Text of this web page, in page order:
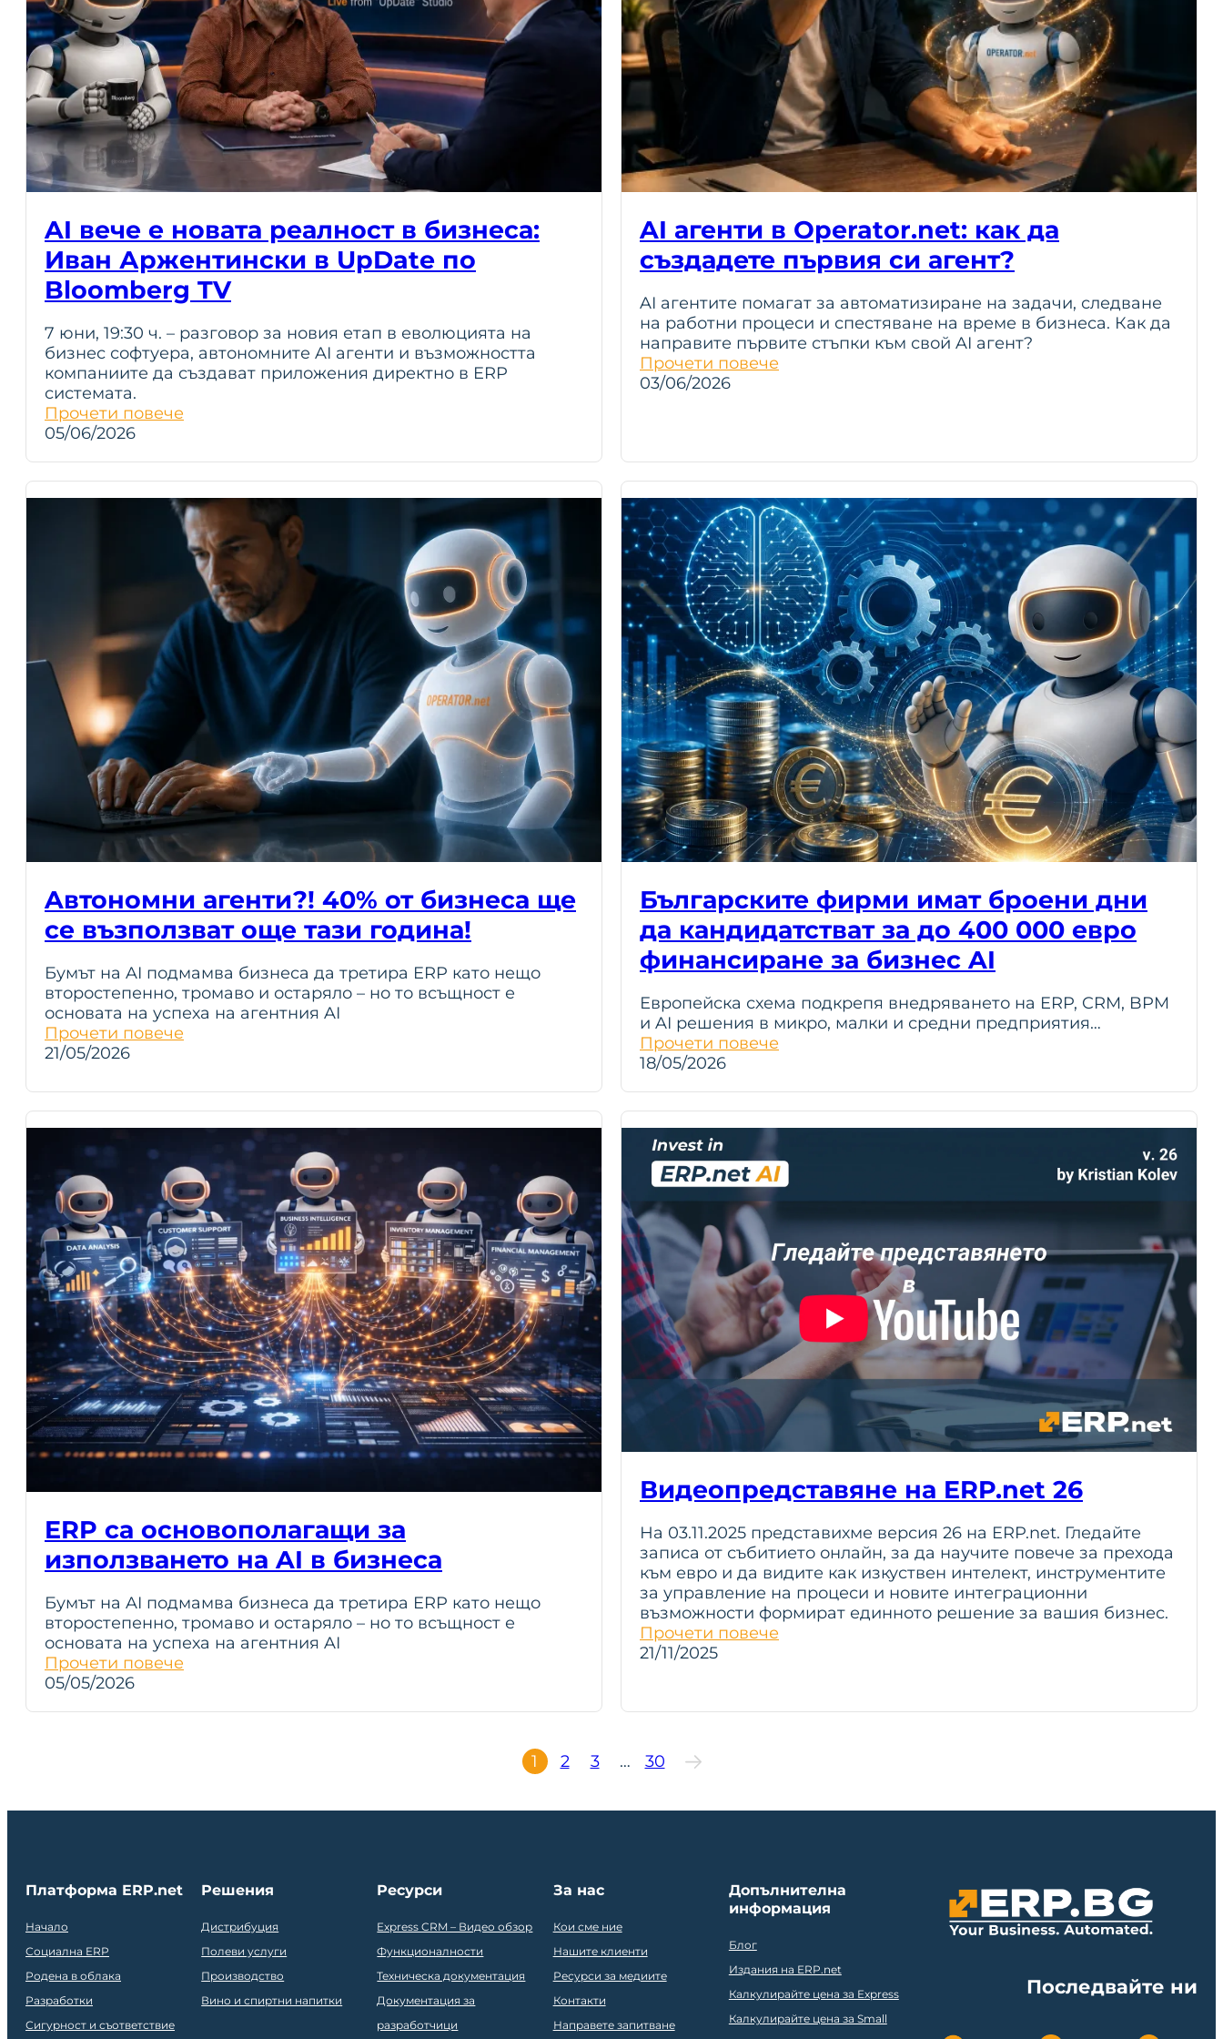
AI вече е новата реалност в бизнеса:
Иван Аржентински в UpDate по
Bloomberg TV
7 юни, 19:30 ч. – разговор за новия етап в еволюцията на
бизнес софтуера, автономните AI агенти и възможността
компаниите да създават приложения директно в ERP
системата.
Прочети повече
05/06/2026
AI агенти в Operator.net: как да
създадете първия си агент?
AI агентите помагат за автоматизиране на задачи, следване
на работни процеси и спестяване на време в бизнеса. Как да
направите първите стъпки към свой AI агент?
Прочети повече
03/06/2026
Aвтономни агенти?! 40% от бизнеса ще
се възползват още тази година!
Бумът на AI подмамва бизнеса да третира ERP като нещо
второстепенно, тромаво и остаряло – но то всъщност е
основата на успеха на агентния AI
Прочети повече
21/05/2026
Българските фирми имат броени дни
да кандидатстват за до 400 000 евро
финансиране за бизнес AI
Европейска схема подкрепя внедряването на ERP, CRM, BPM
и AI решения в микро, малки и средни предприятия…
Прочети повече
18/05/2026
ERP са основополагащи за
използването на AI в бизнеса
Бумът на AI подмамва бизнеса да третира ERP като нещо
второстепенно, тромаво и остаряло – но то всъщност е
основата на успеха на агентния AI
Прочети повече
05/05/2026
Видеопредставяне на ERP.net 26
На 03.11.2025 представихме версия 26 на ERP.net. Гледайте
записа от събитието онлайн, за да научите повече за прехода
към евро и да видите как изкуствен интелект, инструментите
за управление на процеси и новите интеграционни
възможности формират единното решение за вашия бизнес.
Прочети повече
21/11/2025
1 2 3 … 30
Платформа ERP.net
Начало
Социална ERP
Родена в облака
Разработки
Сигурност и съответствие
Решения
Дистрибуция
Полеви услуги
Производство
Вино и спиртни напитки
Ресурси
Express CRM – Видео обзор
Функционалности
Техническа документация
Документация за
разработчици
За нас
Кои сме ние
Нашите клиенти
Ресурси за медиите
Контакти
Направете запитване
Допълнителна
информация
Блог
Издания на ERP.net
Калкулирайте цена за Express
Калкулирайте цена за Small
Последвайте ни